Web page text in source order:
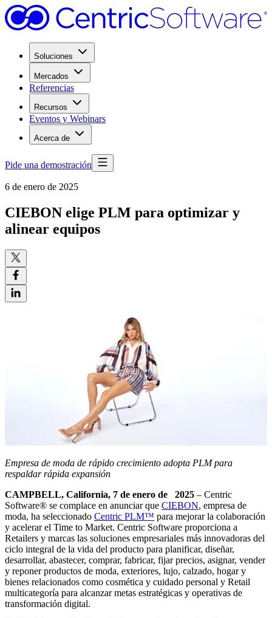
Soluciones
Mercados
Referencias
Recursos
Eventos y Webinars
Acerca de
Pide una demostración
6 de enero de 2025
CIEBON elige PLM para optimizar y
alinear equipos
Empresa de moda de rápido crecimiento adopta PLM para
respaldar rápida expansión
CAMPBELL, California, 7 de enero de 2025 – Centric
Software® se complace en anunciar que CIEBON, empresa de
moda, ha seleccionado Centric PLM™ para mejorar la colaboración
y acelerar el Time to Market. Centric Software proporciona a
Retailers y marcas las soluciones empresariales más innovadoras del
ciclo integral de la vida del producto para planificar, diseñar,
desarrollar, abastecer, comprar, fabricar, fijar precios, asignar, vender
y reponer productos de moda, exteriores, lujo, calzado, hogar y
bienes relacionados como cosmética y cuidado personal y Retail
multicategoría para alcanzar metas estratégicas y operativas de
transformación digital.